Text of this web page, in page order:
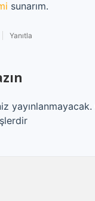
sunarım.
Yanıtla
yayınlanmayacak.